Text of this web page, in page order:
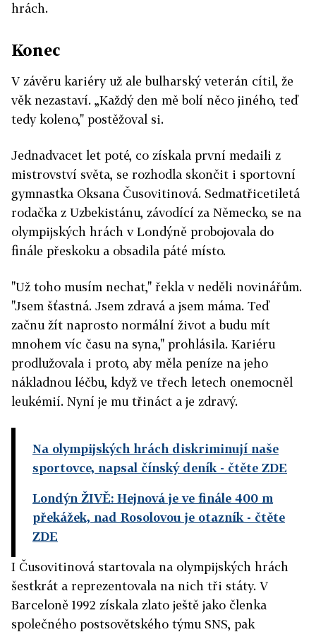
hrách.
Konec
V závěru kariéry už ale bulharský veterán cítil, že
věk nezastaví. „Každý den mě bolí něco jiného, teď
tedy koleno," postěžoval si.
Jednadvacet let poté, co získala první medaili z
mistrovství světa, se rozhodla skončit i sportovní
gymnastka Oksana Čusovitinová. Sedmatřicetiletá
rodačka z Uzbekistánu, závodící za Německo, se na
olympijských hrách v Londýně probojovala do
finále přeskoku a obsadila páté místo.
"Už toho musím nechat," řekla v neděli novinářům.
"Jsem šťastná. Jsem zdravá a jsem máma. Teď
začnu žít naprosto normální život a budu mít
mnohem víc času na syna," prohlásila. Kariéru
prodlužovala i proto, aby měla peníze na jeho
nákladnou léčbu, když ve třech letech onemocněl
leukémií. Nyní je mu třináct a je zdravý.
Na olympijských hrách diskriminují naše
sportovce, napsal čínský deník - čtěte ZDE
Londýn ŽIVĚ: Hejnová je ve finále 400 m
překážek, nad Rosolovou je otazník - čtěte
ZDE
I Čusovitinová startovala na olympijských hrách
šestkrát a reprezentovala na nich tři státy. V
Barceloně 1992 získala zlato ještě jako členka
společného postsovětského týmu SNS, pak